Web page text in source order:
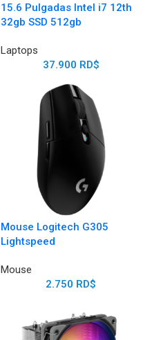
15.6 Pulgadas Intel i7 12th
32gb SSD 512gb
Laptops
37.900 RD$
Mouse Logitech G305
Lightspeed
Mouse
2.750 RD$